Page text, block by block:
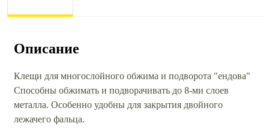
Описание
Клещи для многослойного обжима и подворота "ендова"
Способны обжимать и подворачивать до 8-ми слоев
металла. Особенно удобны для закрытия двойного
лежачего фальца.